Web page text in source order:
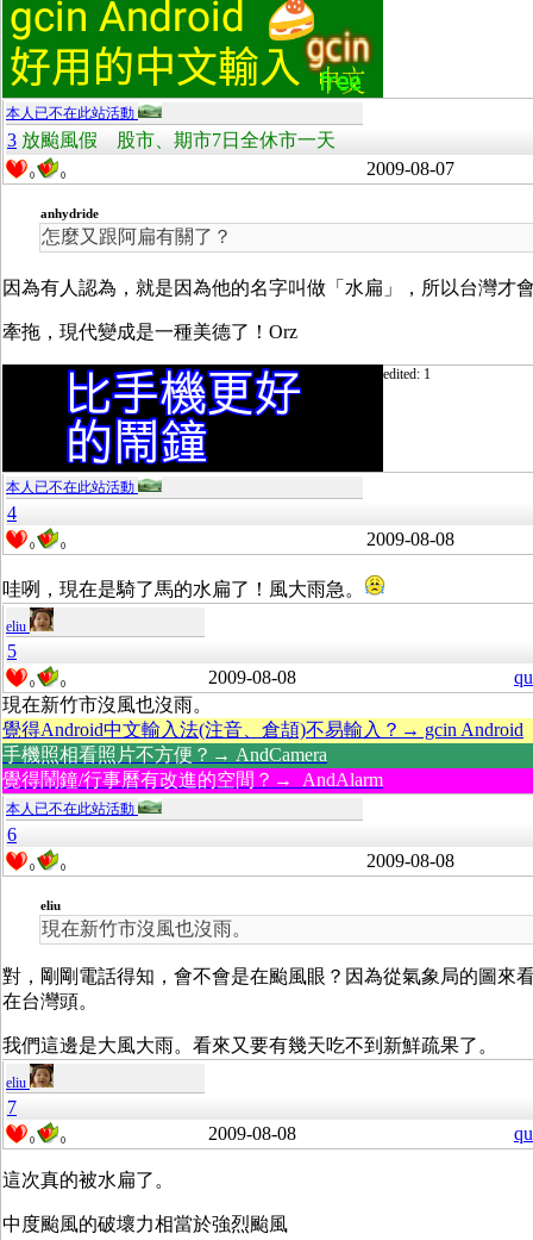
本人已不在此站活動
3 放颱風假 股市、期市7日全休市一天
0 0 2009-08-07
anhydride
怎麼又跟阿扁有關了？
因為有人認為，就是因為他的名字叫做「水扁」，所以台灣才
牽拖，現代變成是一種美德了！Orz
edited: 1
本人已不在此站活動
4
0 0 2009-08-08
哇咧，現在是騎了馬的水扁了！風大雨急。
eliu
5
0 0 2009-08-08
現在新竹市沒風也沒雨。
覺得Android中文輸入法(注音、倉頡)不易輸入？→ gcin Android
手機照相看照片不方便？→ AndCamera
覺得鬧鐘/行事曆有改進的空間？→ AndAlarm
本人已不在此站活動
6
0 0 2009-08-08
eliu
現在新竹市沒風也沒雨。
對，剛剛電話得知，會不會是在颱風眼？因為從氣象局的圖來
在台灣頭。
我們這邊是大風大雨。看來又要有幾天吃不到新鮮疏果了。
eliu
7
0 0 2009-08-08
這次真的被水扁了。
中度颱風的破壞力相當於強烈颱風